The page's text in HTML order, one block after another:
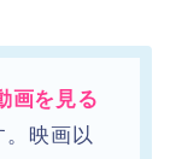
画を見る
。映画以